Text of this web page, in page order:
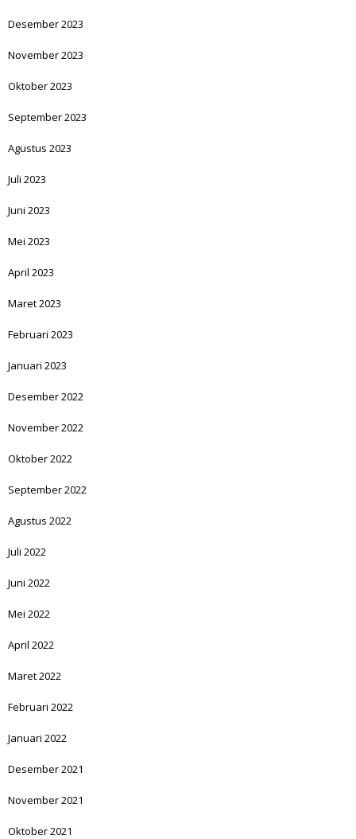
Desember 2023
November 2023
Oktober 2023
September 2023
Agustus 2023
Juli 2023
Juni 2023
Mei 2023
April 2023
Maret 2023
Februari 2023
Januari 2023
Desember 2022
November 2022
Oktober 2022
September 2022
Agustus 2022
Juli 2022
Juni 2022
Mei 2022
April 2022
Maret 2022
Februari 2022
Januari 2022
Desember 2021
November 2021
Oktober 2021